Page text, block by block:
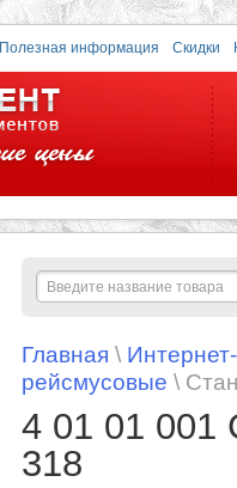
Полезная информация Скидки
Главная \
рейсмусовые \
4 01 01 001
318